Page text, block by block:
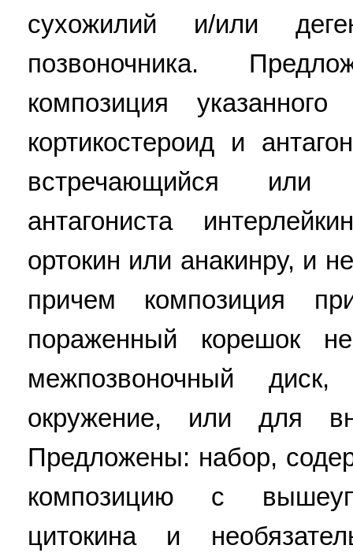
сухожилий и/или
позвоночника.
композиция
кортикостероид и
встречающийся или
антагониста
ортокин или анакинру, и
причем композиция
пораженный корешок
межпозвоночный
окружение, или для
Предложены: набор,
композицию с
цитокина и